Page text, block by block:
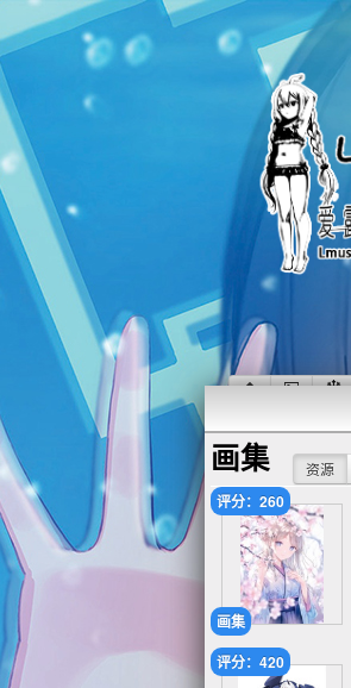
画集 资源
画集
评分：260
评分：420